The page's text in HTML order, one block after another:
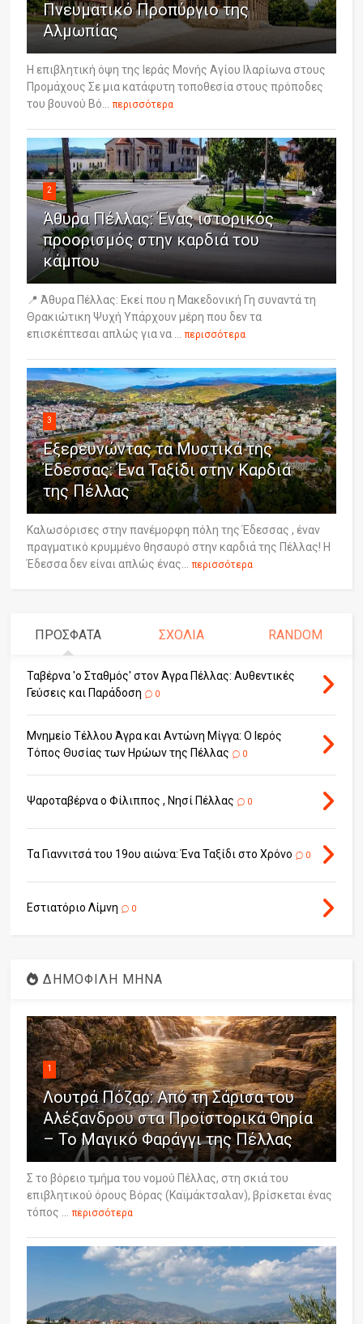
Πνευματικό Προπύργιο της
Αλμωπίας
Η επιβλητική όψη της Ιεράς Μονής Αγίου Ιλαρίωνα στους
Προμάχους Σε μια κατάφυτη τοποθεσία στους πρόποδες
του βουνού Βό... περισσότερα
2
Άθυρα Πέλλας: Ένας ιστορικός
προορισμός στην καρδιά του
κάμπου
📍 Άθυρα Πέλλας: Εκεί που η Μακεδονική Γη συναντά τη
Θρακιώτικη Ψυχή Υπάρχουν μέρη που δεν τα
επισκέπτεσαι απλώς για να ... περισσότερα
3
Εξερευνώντας τα Μυστικά της
Έδεσσας: Ένα Ταξίδι στην Καρδιά
της Πέλλας
Καλωσόρισες στην πανέμορφη πόλη της Έδεσσας , έναν
πραγματικό κρυμμένο θησαυρό στην καρδιά της Πέλλας! Η
Έδεσσα δεν είναι απλώς ένας... περισσότερα
ΠΡΟΣΦΑΤΑ ΣΧΟΛΙΑ RANDOM
Ταβέρνα 'ο Σταθμός' στον Άγρα Πέλλας: Αυθεντικές
Γεύσεις και Παράδοση
0
Μνημείο Τέλλου Άγρα και Αντώνη Μίγγα: Ο Ιερός
Τόπος Θυσίας των Ηρώων της Πέλλας
0
Ψαροταβέρνα ο Φίλιππος , Νησί Πέλλας 0
Τα Γιαννιτσά του 19ου αιώνα: Ένα Ταξίδι στο Χρόνο 0
Εστιατόριο Λίμνη 0
ΔΗΜΟΦΙΛΗ ΜΗΝΑ
1
Λουτρά Πόζαρ: Από τη Σάρισα του
Αλέξανδρου στα Προϊστορικά Θηρία
– Το Μαγικό Φαράγγι της Πέλλας
Σ το βόρειο τμήμα του νομού Πέλλας, στη σκιά του
επιβλητικού όρους Βόρας (Καϊμάκτσαλαν), βρίσκεται ένας
τόπος ...
περισσότερα